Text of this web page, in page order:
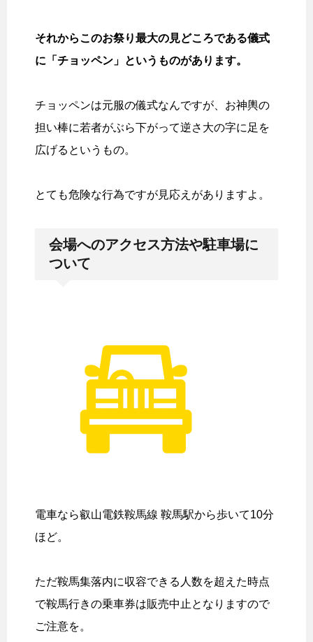
それからこのお祭り最大の見どころである儀式
に「チョッペン」というものがあります。
チョッペンは元服の儀式なんですが、お神輿の
担い棒に若者がぶら下がって逆さ大の字に足を
広げるというもの。
とても危険な行為ですが見応えがありますよ。
会場へのアクセス方法や駐車場に
ついて
電車なら叡山電鉄鞍馬線 鞍馬駅から歩いて10分
ほど。
ただ鞍馬集落内に収容できる人数を超えた時点
で鞍馬行きの乗車券は販売中止となりますので
ご注意を。